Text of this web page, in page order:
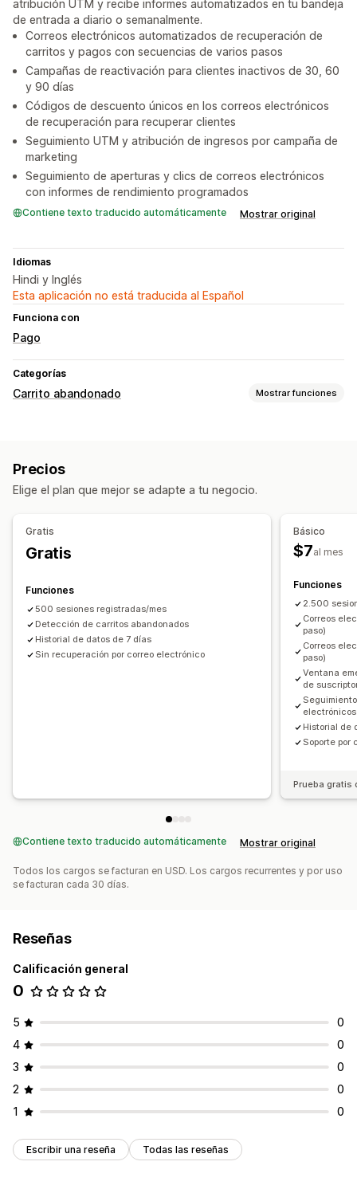
atribución UTM y recibe informes automatizados en tu bandeja
de entrada a diario o semanalmente.
Correos electrónicos automatizados de recuperación de
carritos y pagos con secuencias de varios pasos
Campañas de reactivación para clientes inactivos de 30, 60
y 90 días
Códigos de descuento únicos en los correos electrónicos
de recuperación para recuperar clientes
Seguimiento UTM y atribución de ingresos por campaña de
marketing
Seguimiento de aperturas y clics de correos electrónicos
con informes de rendimiento programados
Contiene texto traducido automáticamente Mostrar original
Idiomas
Hindi y Inglés
Esta aplicación no está traducida al Español
Funciona con
Pago
Categorías
Carrito abandonado Mostrar funciones
Campañas personalizadas
Seguimiento de conversión
Plantillas
Precios
Elige el plan que mejor se adapte a tu negocio.
Gratis
Gratis
Funciones
500 sesiones registradas/mes
Detección de carritos abandonados
Historial de datos de 7 días
Sin recuperación por correo electrónico
Básico
$7al mes
Funciones
2.500
Correos
paso)
Correos
paso)
Ventana
de
electrónicos
Historial de
Soporte por
Prueba gratis
Contiene texto traducido automáticamente Mostrar original
Todos los cargos se facturan en USD. Los cargos recurrentes y por uso
se facturan cada 30 días.
Reseñas
Calificación general
0
5
0
4
0
3
0
2
0
1
0
Escribir una reseña Todas las reseñas